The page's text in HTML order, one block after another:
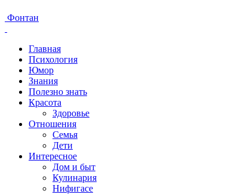
Фонтан
Главная
Психология
Юмор
Знания
Полезно знать
Красота
Здоровье
Отношения
Семья
Дети
Интересное
Дом и быт
Кулинария
Нифигасе